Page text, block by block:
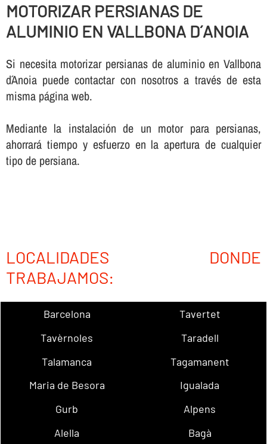
MOTORIZAR PERSIANAS DE
ALUMINIO EN VALLBONA D´ANOIA
Si necesita motorizar persianas de aluminio en Vallbona
d´Anoia puede contactar con nosotros a través de esta
misma página web.
Mediante la instalación de un motor para persianas,
ahorrará tiempo y esfuerzo en la apertura de cualquier
tipo de persiana.
LOCALIDADES DONDE
TRABAJAMOS:
Barcelona
Tavertet
Tavèrnoles
Taradell
Talamanca
Tagamanent
Maria de Besora
Igualada
Gurb
Alpens
Alella
Bagà